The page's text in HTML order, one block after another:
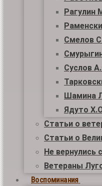
Рагулин
Смелов
Суслов
Шамина
Ядуто
Статьи о
Статьи о
Не вернулись
Ветераны
Воспоминания